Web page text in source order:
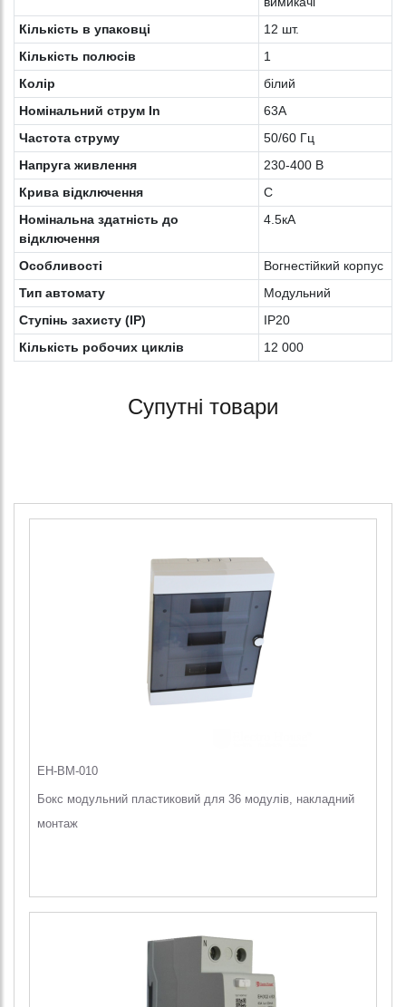
Кількість в упаковці
12 шт.
Кількість полюсів
1
Колiр
білий
Номінальний струм In
63A
Частота струму
50/60 Гц
Напруга живлення
230-400 В
Крива відключення
C
Номінальна здатність до
відключення
4.5кА
Особливості
Вогнестійкий корпус
Тип автомату
Модульний
Ступінь захисту (IP)
IP20
Кількість робочих циклів
12 000
Супутні товари
EH-BM-010
Бокс модульний пластиковий для 36 модулів, накладний
монтаж